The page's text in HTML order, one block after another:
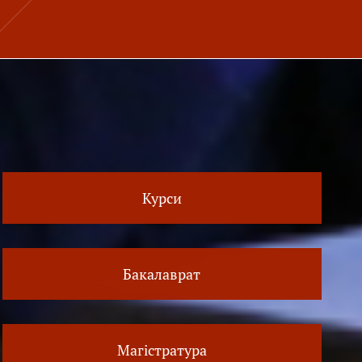
Курси
Бакалаврат
Магістратура